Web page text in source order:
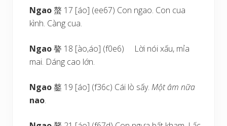
Ngao 螯 17 [áo] (ee67) Con ngao. Con cua
kình. Càng cua.
Ngao謷 18 [ào,áo] (f0e6) Lời nói xấu, mỉa
mai. Dáng cao lớn.
Ngao鏊 19 [áo] (f36c) Cái lò sấy.Một âm nữa
nao.